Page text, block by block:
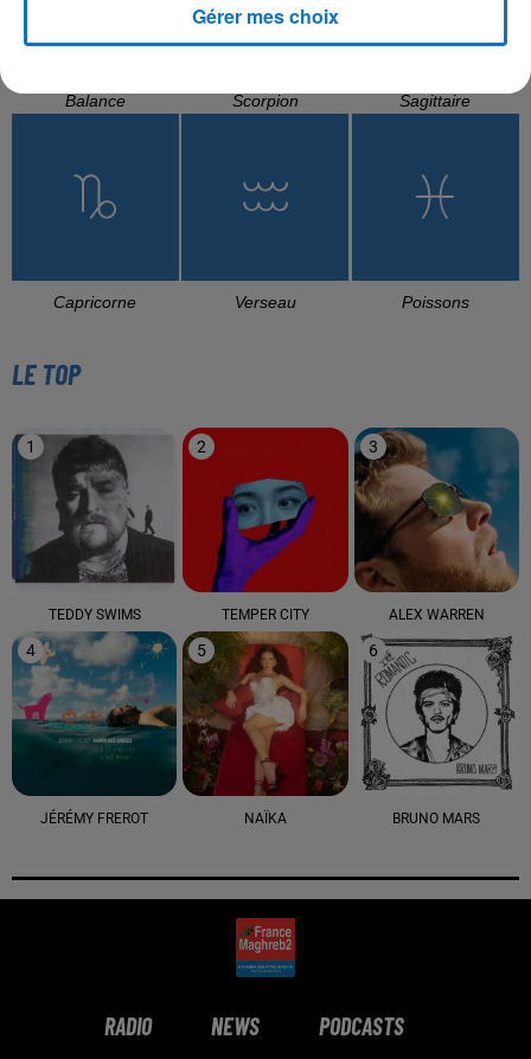
Balance Scorpion Sagittaire
Capricorne Verseau Poissons
LE TOP
1
TEDDY SWIMS
2
TEMPER CITY
3
ALEX WARREN
4
JÉRÉMY FREROT
5
NAÏKA
6
BRUNO MARS
RADIO NEWS PODCASTS
Gérer mes choix